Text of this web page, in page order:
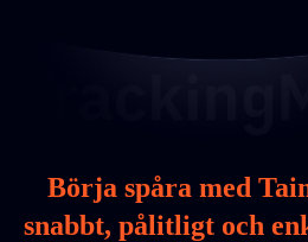
Börja spåra med
snabbt, pålitligt och